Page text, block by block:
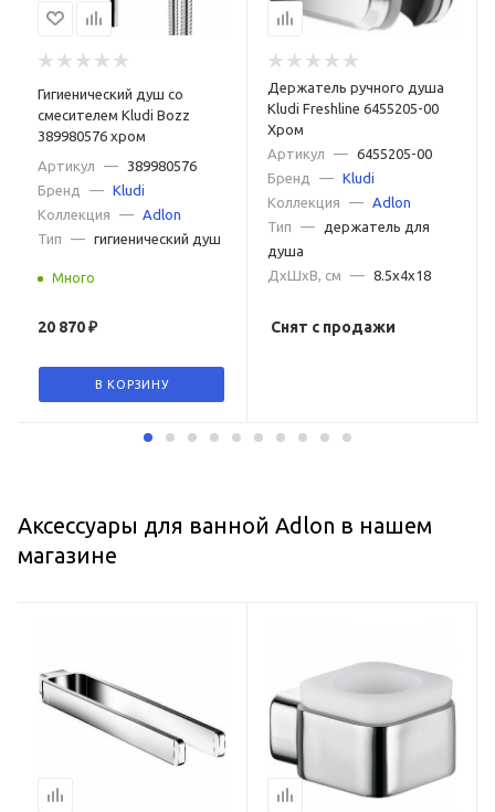
Гигиенический душ со
смесителем Kludi Bozz
389980576 хром
Артикул
—
389980576
Бренд
— Kludi
Коллекция
— Adlon
Тип
— гигиенический душ
Много
20 870₽
В КОРЗИНУ
Держатель ручного душа
Kludi Freshline 6455205-00
Хром
Артикул
— 6455205-00
Бренд
— Kludi
Коллекция
— Adlon
Тип
—
держатель для
душа
ДxШxВ, см
— 8.5x4x18
Снят с продажи
Аксессуары для ванной Adlon в нашем
магазине